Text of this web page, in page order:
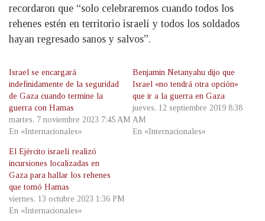
recordaron que “solo celebraremos cuando todos los
rehenes estén en territorio israelí y todos los soldados
hayan regresado sanos y salvos”.
Israel se encargará
indefinidamente de la seguridad
de Gaza cuando termine la
guerra con Hamas
martes, 7 noviembre 2023 7:45 AM
En «Internacionales»
Benjamin Netanyahu dijo que
Israel «no tendrá otra opción»
que ir a la guerra en Gaza
jueves, 12 septiembre 2019 8:38
AM
En «Internacionales»
El Ejército israelí realizó
incursiones localizadas en
Gaza para hallar los rehenes
que tomó Hamas
viernes, 13 octubre 2023 1:36 PM
En «Internacionales»